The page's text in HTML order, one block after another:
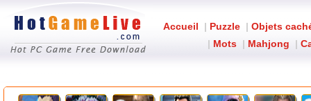
Accueil | Puzzle | Objets
| Mots | Mahjong |